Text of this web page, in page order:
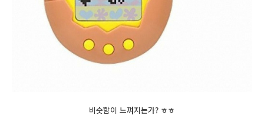
비슷함이 느껴지는가? ㅎㅎ